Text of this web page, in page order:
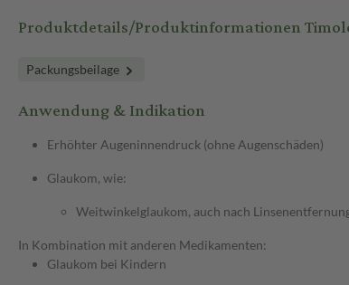
Produktdetails/Produktinformationen
Packungsbeilage
Anwendung & Indikation
Erhöhter Augeninnendruck (ohne Augenschäden)
Glaukom, wie:
Weitwinkelglaukom, auch nach
In Kombination mit anderen Medikamenten:
Glaukom bei Kindern